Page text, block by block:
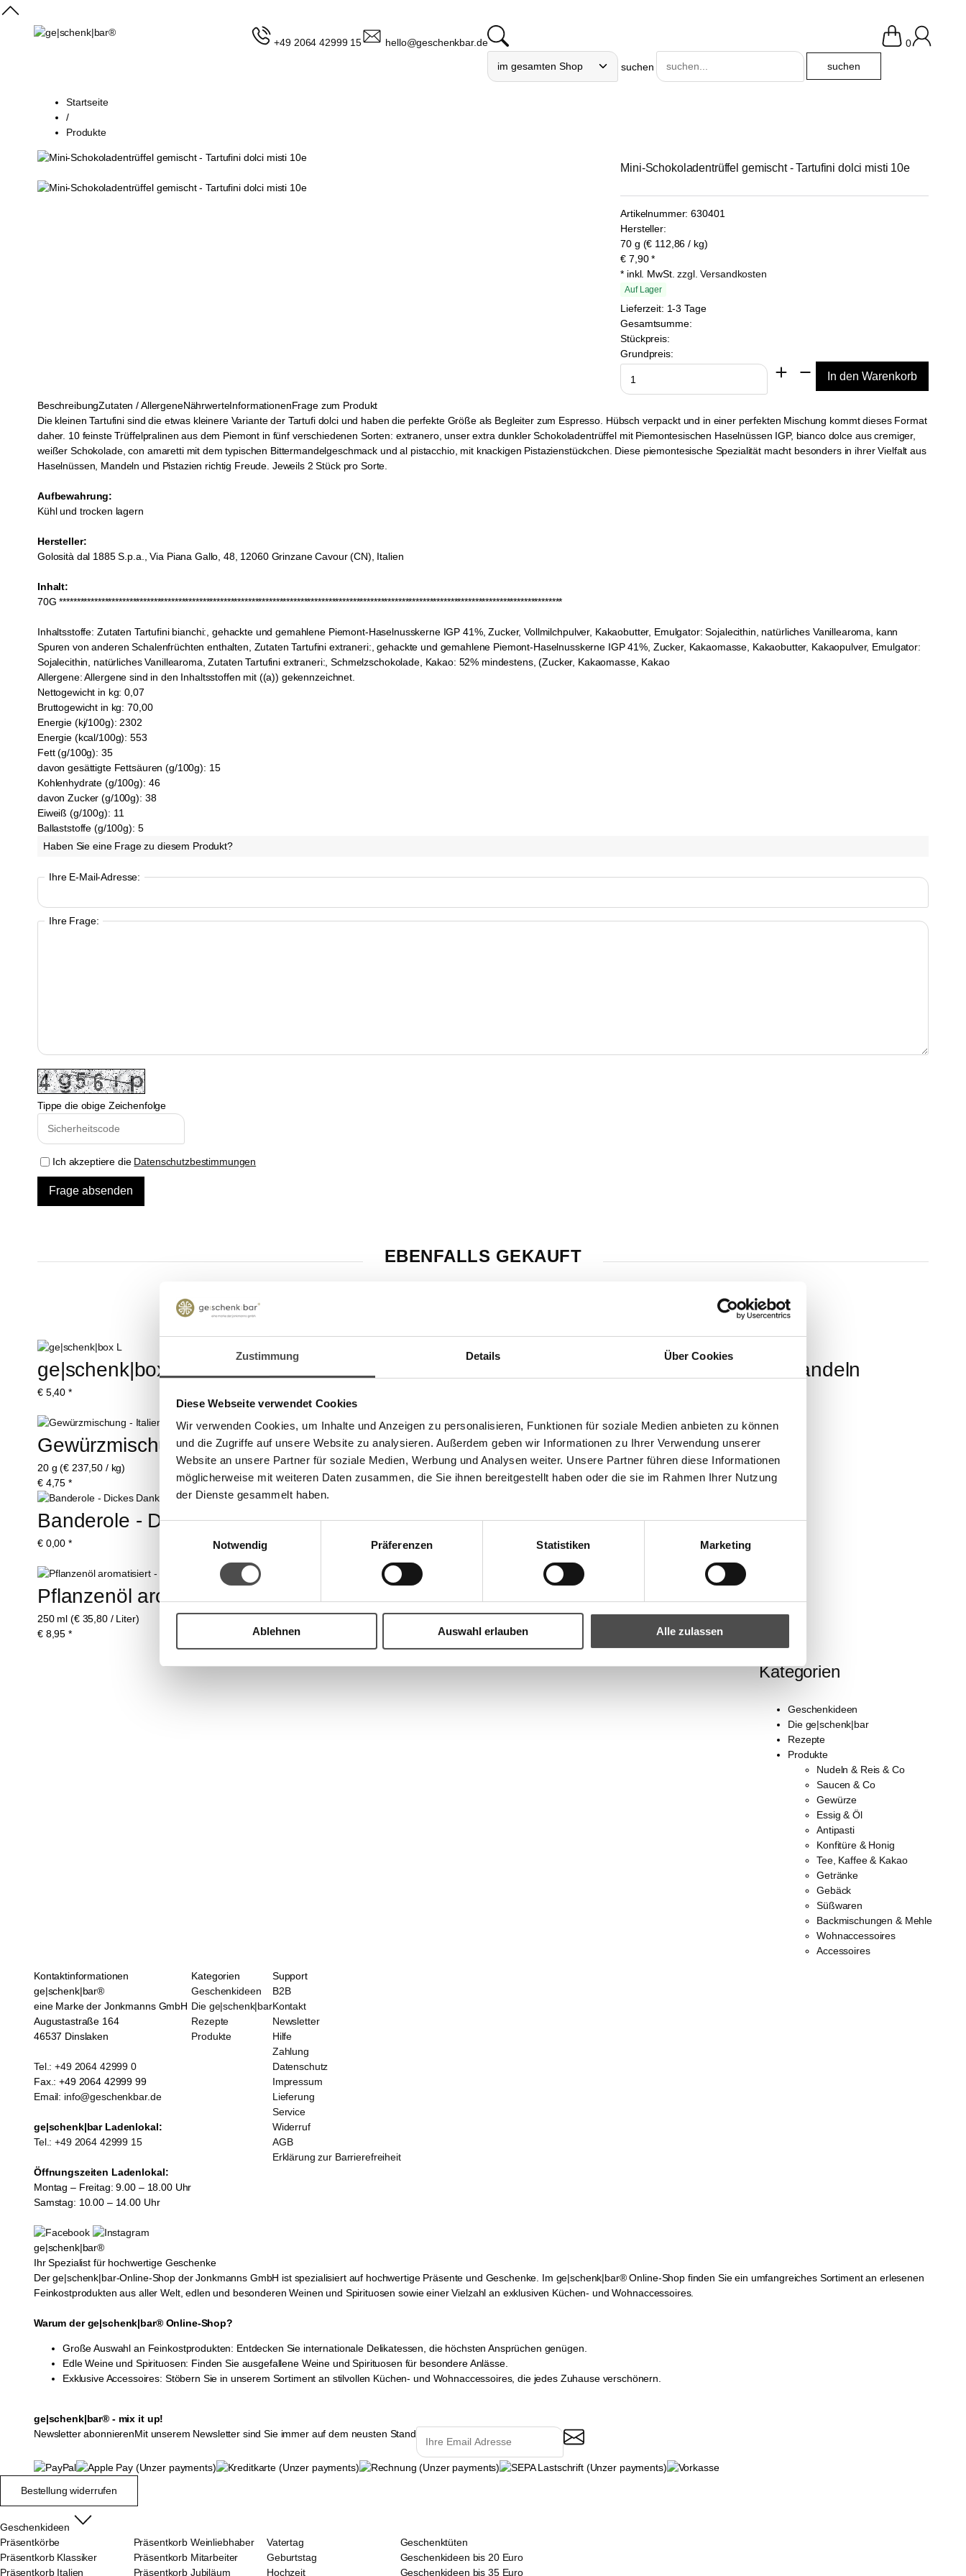
Zustimmung Details Über Cookies
Diese Webseite verwendet Cookies
Wir verwenden Cookies, um Inhalte und Anzeigen zu personalisieren, Funktionen für soziale Medien anbieten zu können
und die Zugriffe auf unsere Website zu analysieren. Außerdem geben wir Informationen zu Ihrer Verwendung unserer
Website an unsere Partner für soziale Medien, Werbung und Analysen weiter. Unsere Partner führen diese Informationen
möglicherweise mit weiteren Daten zusammen, die Sie ihnen bereitgestellt haben oder die sie im Rahmen Ihrer Nutzung
der Dienste gesammelt haben.
Einwilligungsauswahl
Notwendig
Präferenzen Statistiken Marketing
Ablehnen Auswahl erlauben Alle zulassen
+49 2064 42999 15 hello@geschenkbar.de
suchen
0
Startseite
/
Produkte
Mini-Schokoladentrüffel gemischt - Tartufini dolci misti 10e
Artikelnummer: 630401
Hersteller:
70 g (€ 112,86 / kg)
€ 7,90 *
* inkl. MwSt.zzgl. Versandkosten
Auf Lager
Lieferzeit: 1-3 Tage
Gesamtsumme:
Stückpreis:
Grundpreis:
BeschreibungZutaten / AllergeneNährwerteInformationenFrage zum Produkt
Die kleinen Tartufini sind die etwas kleinere Variante der Tartufi dolci und haben die perfekte Größe als Begleiter zum Espresso. Hübsch verpackt und in einer perfekten Mischung kommt dieses Format
daher. 10 feinste Trüffelpralinen aus dem Piemont in fünf verschiedenen Sorten: extranero, unser extra dunkler Schokoladentrüffel mit Piemontesischen Haselnüssen IGP, bianco dolce aus cremiger,
weißer Schokolade, con amaretti mit dem typischen Bittermandelgeschmack und al pistacchio, mit knackigen Pistazienstückchen. Diese piemontesische Spezialität macht besonders in ihrer Vielfalt aus
Haselnüssen, Mandeln und Pistazien richtig Freude. Jeweils 2 Stück pro Sorte.
Aufbewahrung:
Kühl und trocken lagern
Hersteller:
Golosità dal 1885 S.p.a., Via Piana Gallo, 48, 12060 Grinzane Cavour (CN), Italien
Inhalt:
70G ************************************************************************************************************************************************
Inhaltsstoffe: Zutaten Tartufini bianchi:, gehackte und gemahlene Piemont-Haselnusskerne IGP 41%, Zucker, Vollmilchpulver, Kakaobutter, Emulgator: Sojalecithin, natürliches Vanillearoma, kann
Spuren von anderen Schalenfrüchten enthalten, Zutaten Tartufini extraneri:, gehackte und gemahlene Piemont-Haselnusskerne IGP 41%, Zucker, Kakaomasse, Kakaobutter, Kakaopulver, Emulgator:
Sojalecithin, natürliches Vanillearoma, Zutaten Tartufini extraneri:, Schmelzschokolade, Kakao: 52% mindestens, (Zucker, Kakaomasse, Kakao
Allergene: Allergene sind in den Inhaltsstoffen mit ((a)) gekennzeichnet.
Nettogewicht in kg: 0,07
Bruttogewicht in kg: 70,00
Energie (kj/100g): 2302
Energie (kcal/100g): 553
Fett (g/100g): 35
davon gesättigte Fettsäuren (g/100g): 15
Kohlenhydrate (g/100g): 46
davon Zucker (g/100g): 38
Eiweiß (g/100g): 11
Ballaststoffe (g/100g): 5
Haben Sie eine Frage zu diesem Produkt?
Ihre E-Mail-Adresse:
Ihre Frage:
Tippe die obige Zeichenfolge
Ich akzeptiere die Datenschutzbestimmungen
EBENFALLS GEKAUFT
ge|schenk|box L
€ 5,40 *
ge|schenk|box M Toskanische Mandelkekse - Große Cantuccini mit Mandeln
€ 5,90
Gewürzmischung - Italienische Kräuter
20 g (€ 237,50 / kg)
€ 4,75 *
Reginella Hartweizengrießnudeln
500 g (€ 12,40 / kg)
€ 6,20
Banderole - Dickes Dankeschön
€ 0,00 *
Tomatensauce mit Oregano - Sugo Tradizionale
480 ml (€ 11,25 / Liter)
Pflanzenöl aromatisiert - Basilikum
250 ml (€ 35,80 / Liter)
€ 8,95 *
Kategorien
Geschenkideen
Die ge|schenk|bar
Rezepte
Produkte
Nudeln & Reis & Co
Saucen & Co
Gewürze
Essig & Öl
Antipasti
Konfitüre & Honig
Tee, Kaffee & Kakao
Getränke
Gebäck
Süßwaren
Backmischungen & Mehle
Wohnaccessoires
Accessoires
Kontaktinformationen
ge|schenk|bar®
eine Marke der Jonkmanns GmbH
Augustastraße 164
46537 Dinslaken
Tel.: +49 2064 42999 0
Fax.: +49 2064 42999 99
Email: info@geschenkbar.de
ge|schenk|bar Ladenlokal:
Tel.: +49 2064 42999 15
Öffnungszeiten Ladenlokal:
Montag – Freitag: 9.00 – 18.00 Uhr
Samstag: 10.00 – 14.00 Uhr
Kategorien
Geschenkideen
Die ge|schenk|bar
Rezepte
Produkte
Support
B2B
Kontakt
Newsletter
Hilfe
Zahlung
Datenschutz
Impressum
Lieferung
Service
Widerruf
AGB
Erklärung zur Barrierefreiheit
ge|schenk|bar®
Ihr Spezialist für hochwertige Geschenke
Der ge|schenk|bar-Online-Shop der Jonkmanns GmbH ist spezialisiert auf hochwertige Präsente und Geschenke. Im ge|schenk|bar® Online-Shop finden Sie ein umfangreiches Sortiment an erlesenen
Feinkostprodukten aus aller Welt, edlen und besonderen Weinen und Spirituosen sowie einer Vielzahl an exklusiven Küchen- und Wohnaccessoires.
Warum der ge|schenk|bar® Online-Shop?
Große Auswahl an Feinkostprodukten: Entdecken Sie internationale Delikatessen, die höchsten Ansprüchen genügen.
Edle Weine und Spirituosen: Finden Sie ausgefallene Weine und Spirituosen für besondere Anlässe.
Exklusive Accessoires: Stöbern Sie in unserem Sortiment an stilvollen Küchen- und Wohnaccessoires, die jedes Zuhause verschönern.
ge|schenk|bar® - mix it up!
Newsletter abonnierenMit unserem Newsletter sind Sie immer auf dem neusten Stand
Bestellung widerrufen
Geschenkideen
Präsentkörbe
Präsentkorb Klassiker
Präsentkorb Italien
Präsentkorb Weinliebhaber
Präsentkorb Mitarbeiter
Präsentkorb Jubiläum
Vatertag
Geburtstag
Hochzeit
Geschenktüten
Geschenkideen bis 20 Euro
Geschenkideen bis 35 Euro